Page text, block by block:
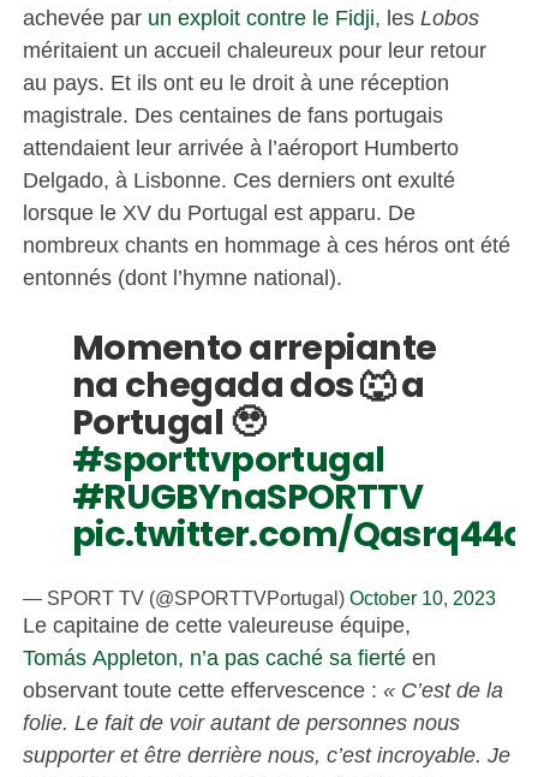
achevée par un exploit contre le Fidji, les Lobos
méritaient un accueil chaleureux pour leur retour
au pays. Et ils ont eu le droit à une réception
magistrale. Des centaines de fans portugais
attendaient leur arrivée à l’aéroport Humberto
Delgado, à Lisbonne. Ces derniers ont exulté
lorsque le XV du Portugal est apparu. De
nombreux chants en hommage à ces héros ont été
entonnés (dont l’hymne national).
Momento arrepiante
na chegada dos 🐺 a
Portugal 🥹
#sporttvportugal
#RUGBYnaSPORTTV
pic.twitter.com/
— SPORT TV (@SPORTTVPortugal) October 10, 2023
Le capitaine de cette valeureuse équipe,
Tomás Appleton, n’a pas caché sa fiertéen
observant toute cette effervescence : « C’est de la
folie. Le fait de voir autant de personnes nous
supporter et être derrière nous, c’est incroyable. Je